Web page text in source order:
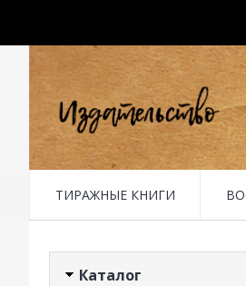
ТИРАЖНЫЕ КНИГИ
Каталог